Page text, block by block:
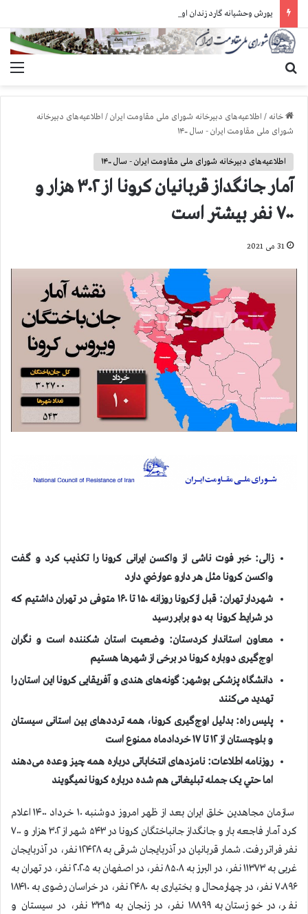
یورش وحشیانه گارد زندان اوین به سالن ۵ بند ۷ و ضرب و شتم زندانیان
خانه / اطلاعیه‌های دبیرخانه شورای ملی مقاومت ایران/ اطلاعیه‌های دبیرخانه
شورای ملی مقاومت ایران - سال ۱۴۰۰
اطلاعیه‌های دبیرخانه شورای ملی مقاومت ایران - سال ۱۴۰۰
آمار جانگداز قربانيان كرونا از ۳۰۲ هزار و
۷۰۰ نفر بيشتر است
31 می 2021
زالی: خبر فوت ناشی از واکسن ایرانی کرونا را تكذيب كرد و گفت
واكسن كرونا مثل هر دارو عوارضي دارد
شهردار تهران: قبل ازکرونا روزانه ۱۵۰ تا ۱۶۰ متوفی در تهران داشتیم که
در شرایط کرونا به دو برابر رسید
معاون استاندار کردستان: وضعیت استان شکننده است و نگران
اوج‌گیری دوباره کرونا در برخی از شهرها هستیم
دانشگاه پزشکی بوشهر: گونه‌های هندی و آفریقایی كرونا اين استان را
تهدید می‌کنند
پلیس راه: بدليل اوج‌گیری کرونا، همه ترددهای بین استانی سيستان
و بلوچستان از ۱۲ تا ۱۷ خردادماه ممنوع است
روزنامه اطلاعات: نامزدهای انتخاباتی درباره همه چيز وعده‌ می‌دهند
اما حتي یک جمله تبلیغاتی هم شده درباره كرونا نميگويند
سازمان مجاهدين خلق ايران بعد از ظهر امروز دوشنبه ۱۰ خرداد ۱۴۰۰ اعلام
كرد آمار فاجعه بار و جانگداز جانباختگان كرونا در ۵۴۳ شهر از ۳۰۲ هزار و ۷۰۰
نفر فراتر رفت. شمار قربانيان در آذربایجان شرقی به ۱۲۴۲۸ نفر، در آذربایجان
غربی به ۱۱۳۷۳ نفر، در البرز به ۸۵۰۸ نفر، در اصفهان به ۲۰۲۰۵ نفر، در تهران به
۷۰۸۹۶ نفر، در چهارمحال و بختیاری به ۲۴۸۰ نفر، در خراسان رضوی به ۱۸۴۱۰
نفر، در خوزستان به ۱۸۸۹۹ نفر، در زنجان به ۳۳۱۵ نفر، در سیستان و